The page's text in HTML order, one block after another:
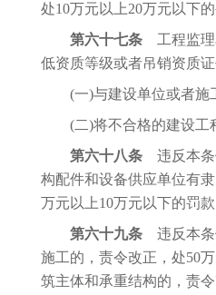
处10万元以上20万元以下
第六十七条 工程监理
低资质等级或者吊销资质
(一)与建设单位或者施
(二)将不合格的建设工
第六十八条 违反本条
构配件和设备供应单位有
万元以上10万元以下的罚
第六十九条 违反本条
施工的，责令改正，处50
筑主体和承重结构的，责